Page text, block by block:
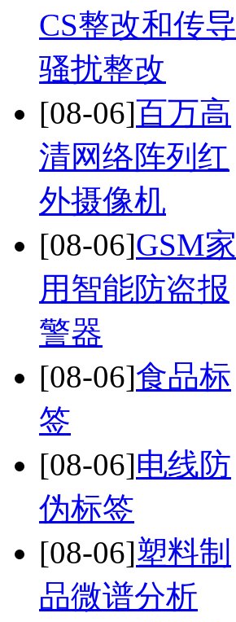
CS整改和传导
骚扰整改
[08-06]百万高
清网络阵列红
外摄像机
[08-06]GSM家
用智能防盗报
警器
[08-06]食品标
签
[08-06]电线防
伪标签
[08-06]塑料制
品微谱分析